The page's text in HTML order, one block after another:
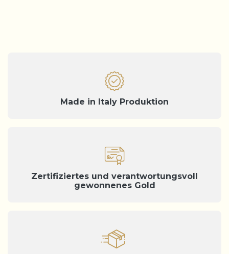
Made in Italy Produktion
Zertifiziertes und verantwortungsvoll
gewonnenes Gold